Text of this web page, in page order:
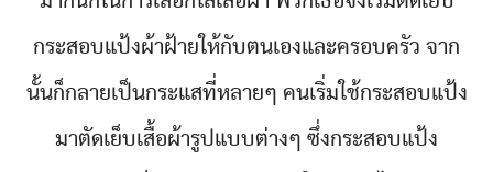
กระสอบแป้งผ้าฝ้ายให้กับตนเองและครอบครัว จาก
นั้นก็กลายเป็นกระแสที่หลายๆ คนเริ่มใช้กระสอบแป้ง
มาตัดเย็บเสื้อผ้ารูปแบบต่างๆ ซึ่งกระสอบแป้ง